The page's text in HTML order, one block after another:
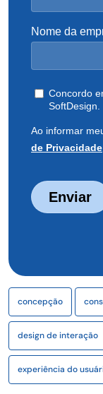
concepção
design de interação
experiência do